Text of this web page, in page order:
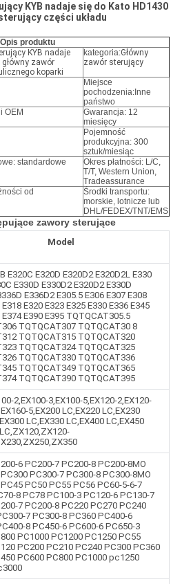
KYB nadaje się do Kato HD1430
części układu
Opis produktu
KYB nadaje
zawór
koparki
kategoria:Główny
zawór sterujący
Miejsce
pochodzenia:Inne
państwo
OEM
Gwarancja: 12
miesięcy
Pojemność
produkcyjna: 300
sztuk/miesiąc
standardowe
Okres płatności: L/C,
T/T, Western Union,
Tradeassurance
od
Środki transportu:
morskie, lotnicze lub
DHL/FEDEX/TNT/EMS
zawory sterujące
Model
E320C E320D E320D2 E320D2L E330
E330D E330D2 E320D2 E330D
E336D2 E305.5 E306 E307 E308
E320 E323 E325 E330 E336 E345
E374 E390 E395 TQTQCAT305.5
TQTQCAT307 TQTQCAT30 8
TQTQCAT315 TQTQCAT320
TQTQCAT324 TQTQCAT325
TQTQCAT330 TQTQCAT336
TQTQCAT349 TQTQCAT365
TQTQCAT390 TQTQCAT395
2,EX100-3,EX100-5,EX120-2,EX120-
5,EX200 LC,EX220 LC,EX230
LC,EX330 LC,EX400 LC,EX450
6 PC200-7 PC200-8 PC200-8MO
PC300-7 PC300-8 PC300-8MO
PC50 PC55 PC56 PC60-5-6-7
8 PC78 PC100-3 PC120-6 PC130-7
7 PC200-8 PC220 PC270 PC240
7 PC300-8 PC360 PC400-6
8 PC450-6 PC600-6 PC650-3
PC1000 PC1200 PC1250 PC55
PC200 PC210 PC240 PC300 PC360
PC600 PC800 PC1000 pc1250